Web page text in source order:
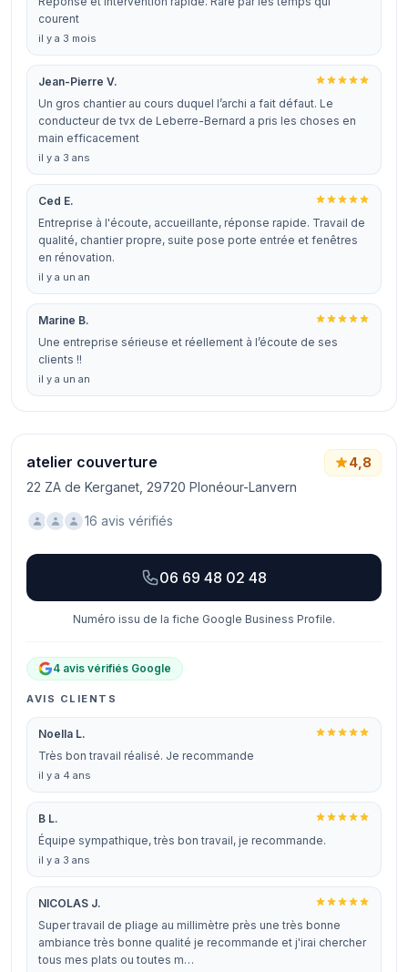
courent
il y a 3 mois
Jean-Pierre V.
Un gros chantier au cours duquel l’archi a fait défaut. Le
conducteur de tvx de Leberre-Bernard a pris les choses en
main efficacement
il y a 3 ans
Ced E.
Entreprise à l'écoute, accueillante, réponse rapide. Travail de
qualité, chantier propre, suite pose porte entrée et fenêtres
en rénovation.
il y a un an
Marine B.
Une entreprise sérieuse et réellement à l’écoute de ses
clients !!
il y a un an
atelier couverture
22 ZA de Kerganet, 29720 Plonéour-Lanvern
4,8
16 avis vérifiés
06 69 48 02 48
Numéro issu de la fiche Google Business Profile.
4 avis vérifiés Google
AVIS CLIENTS
Noella L.
Très bon travail réalisé. Je recommande
il y a 4 ans
B L.
Équipe sympathique, très bon travail, je recommande.
il y a 3 ans
NICOLAS J.
Super travail de pliage au millimètre près une très bonne
ambiance très bonne qualité je recommande et j'irai chercher
tous mes plats ou toutes m…